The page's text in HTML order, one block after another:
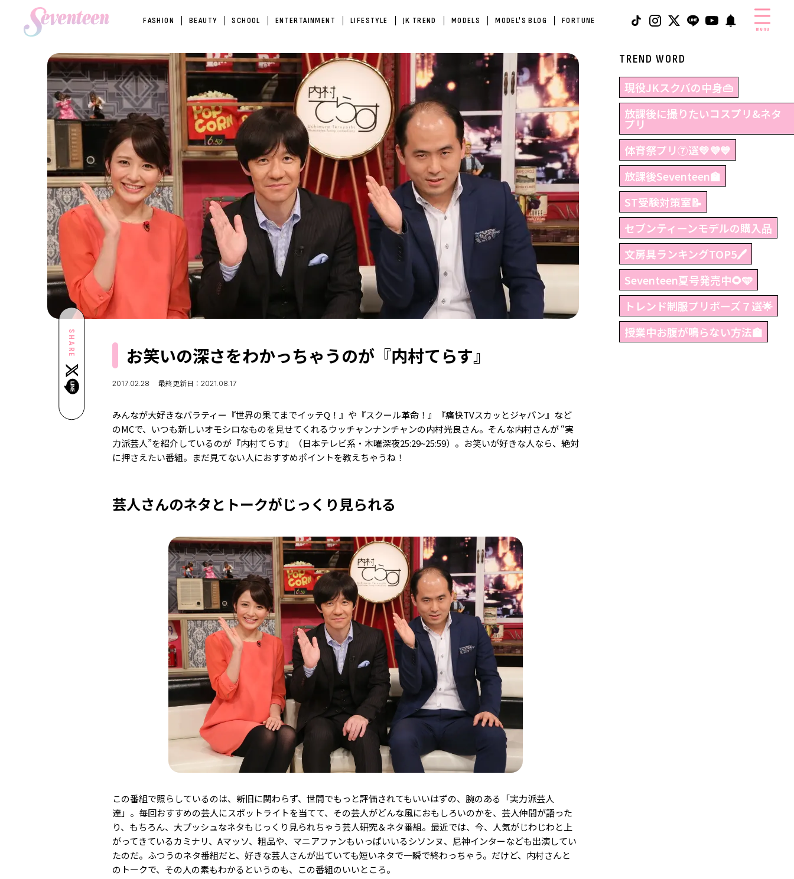
FASHION BEAUTY SCHOOL ENTERTAINMENT LIFESTYLE JK TREND MODELS MODEL'S BLOG FORTUNE
menu
SHARE お笑いの深さをわかっちゃうのが『内村てらす』
2017.02.28 最終更新日：2021.08.17
みんなが大好きなバラティー『世界の果てまでイッテQ！』や『スクール革命！』『痛快TVスカッとジャパン』など
のMCで、いつも新しいオモシロなものを見せてくれるウッチャンナンチャンの内村光良さん。そんな内村さんが “実
力派芸人”を紹介しているのが『内村てらす』（日本テレビ系・木曜深夜25:29~25:59）。お笑いが好きな人なら、絶対
に押さえたい番組。まだ見てない人におすすめポイントを教えちゃうね！
芸人さんのネタとトークがじっくり見られる
この番組で照らしているのは、新旧に関わらず、世間でもっと評価されてもいいはずの、腕のある「実力派芸人
達」。毎回おすすめの芸人にスポットライトを当てて、その芸人がどんな風におもしろいのかを、芸人仲間が語った
り、もちろん、大プッシュなネタもじっくり見られちゃう芸人研究＆ネタ番組。最近では、今、人気がじわじわと上
がってきているカミナリ、Aマッソ、粗品や、マニアファンもいっぱいいるシソンヌ、尼神インターなども出演してい
たのだ。ふつうのネタ番組だと、好きな芸人さんが出ていても短いネタで一瞬で終わっちゃう。だけど、内村さんと
のトークで、その人の素もわかるというのも、この番組のいいところ。
TREND WORD
現役JKスクバの中身👜
放課後に撮りたいコスプリ&ネタ
プリ
体育祭プリ⑦選💛💜💙
放課後Seventeen🏫
ST受験対策室📝
セブンティーンモデルの購入品
文房具ランキングTOP5🖊
Seventeen夏号発売中🌻🩵
トレンド制服プリポーズ７選🌟
授業中お腹が鳴らない方法🏫